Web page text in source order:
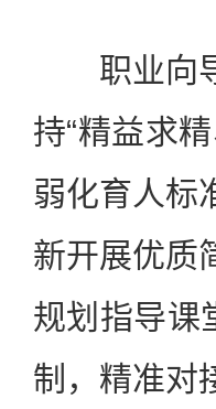
职业向导
持“精益求
弱化育人标
新开展优质
规划指导课
制，精准对